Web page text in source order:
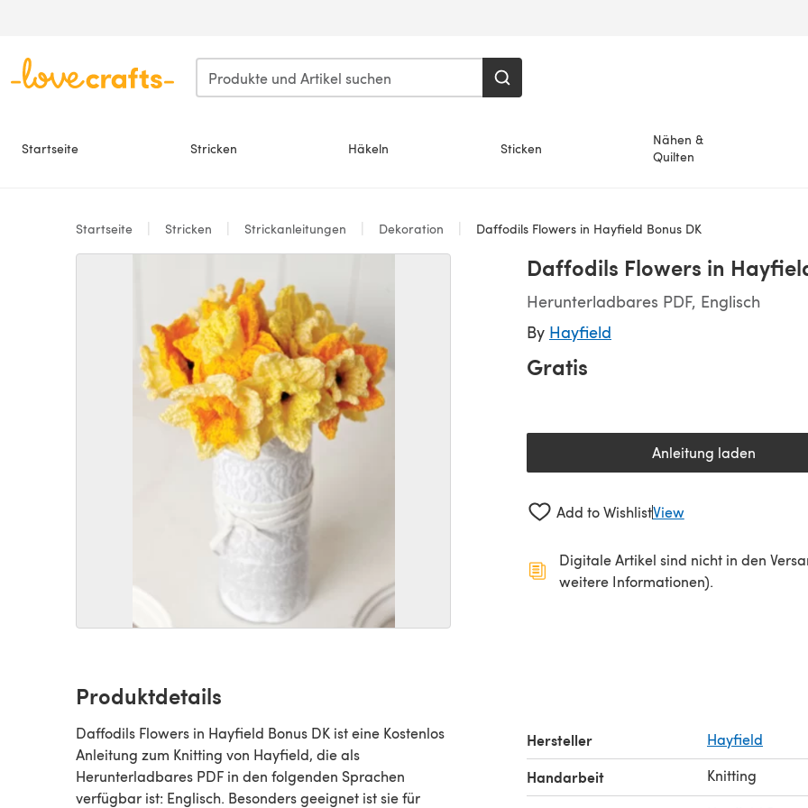
Startseite Stricken Häkeln Sticken
Nähen &
Quilten
Startseite Stricken Strickanleitungen Dekoration Daffodils Flowers in Hayfield Bonus DK
Daffodils Flowers in
Herunterladbares PDF, Englisch
By Hayfield
Gratis
Anleitung laden
(öffnet sich in
Add to WishlistView
Digitale Artikel sind nicht in den
weitere Informationen).
Produktdetails
Daffodils Flowers in Hayfield Bonus DK ist eine Kostenlos
Anleitung zum Knitting von Hayfield, die als
Herunterladbares PDF in den folgenden Sprachen
verfügbar ist: Englisch. Besonders geeignet ist sie für
Hersteller Hayfield
Handarbeit Knitting